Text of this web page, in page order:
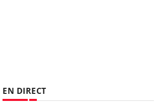
EN DIRECT